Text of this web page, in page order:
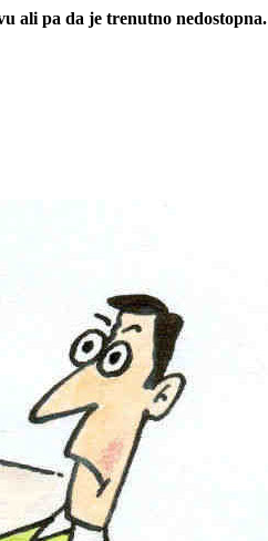
ali pa da je trenutno nedostopna.